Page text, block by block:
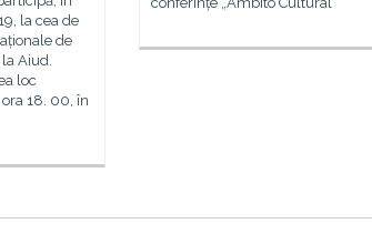
la cea de
de
Aiud.
loc
18. 00, în